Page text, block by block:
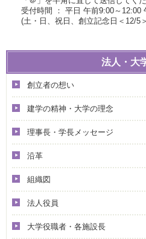
受付時間 ： 平日 午前9:00～12:00
(土・日、祝日、創立記念日＜12/5
法人・大
創立者の想い
建学の精神・大学の理念
理事長・学長メッセージ
沿革
組織図
法人役員
大学役職者・各施設長